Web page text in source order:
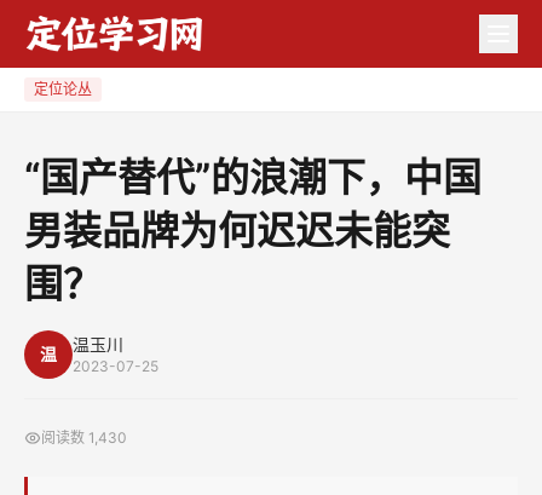
下，
定位论丛
“国产替代”的浪潮下，中国
男装品牌为何迟迟未能突
围？
温 温玉川
2023-07-25
阅读数 1,430